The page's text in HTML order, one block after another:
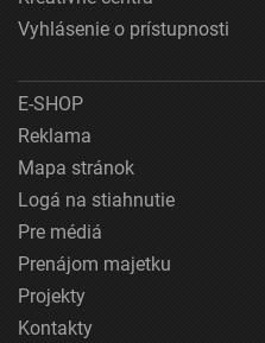
Vyhlásenie o prístupnosti
E-SHOP
Reklama
Mapa stránok
Logá na stiahnutie
Pre médiá
Prenájom majetku
Projekty
Kontakty